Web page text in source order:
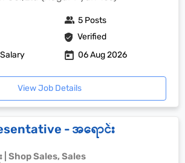
Verified
5 Posts
06 Aug 2026
View Job Details
- အရောင်း
| Shop Sales, Sales